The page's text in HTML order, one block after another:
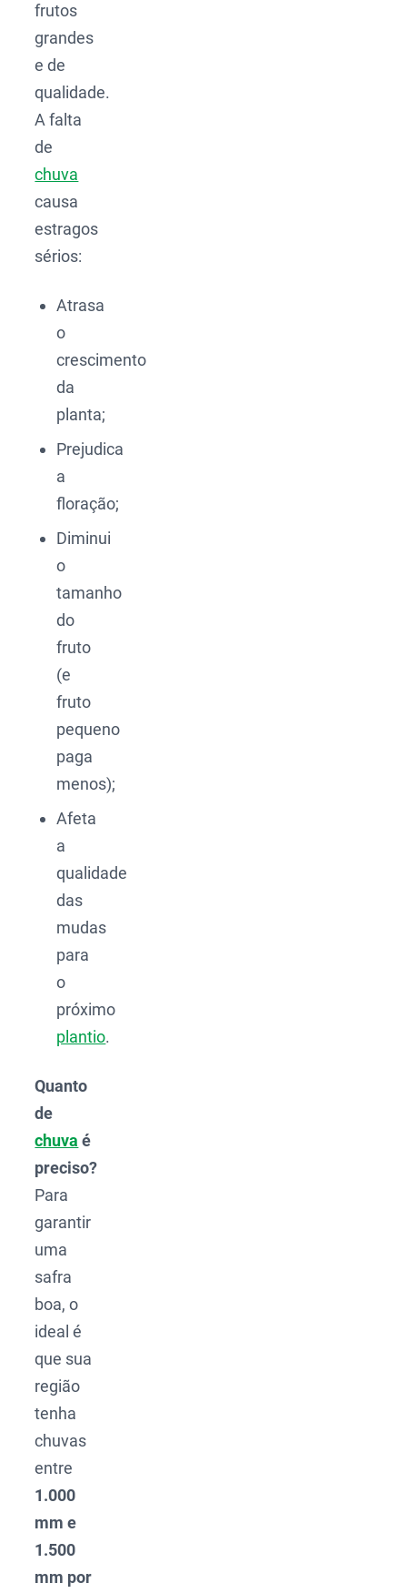
frutos
grandes
e de
qualidade.
A falta
de
chuva
causa
estragos
sérios:
Atrasa
o
crescimento
da
planta;
Prejudica
a
floração;
Diminui
o
tamanho
do
fruto
(e
fruto
pequeno
paga
menos);
Afeta
a
qualidade
das
mudas
para
o
próximo
plantio.
Quanto
de
chuva é
preciso?
Para
garantir
uma
safra
boa, o
ideal é
que sua
região
tenha
chuvas
entre
1.000
mm e
1.500
mm por